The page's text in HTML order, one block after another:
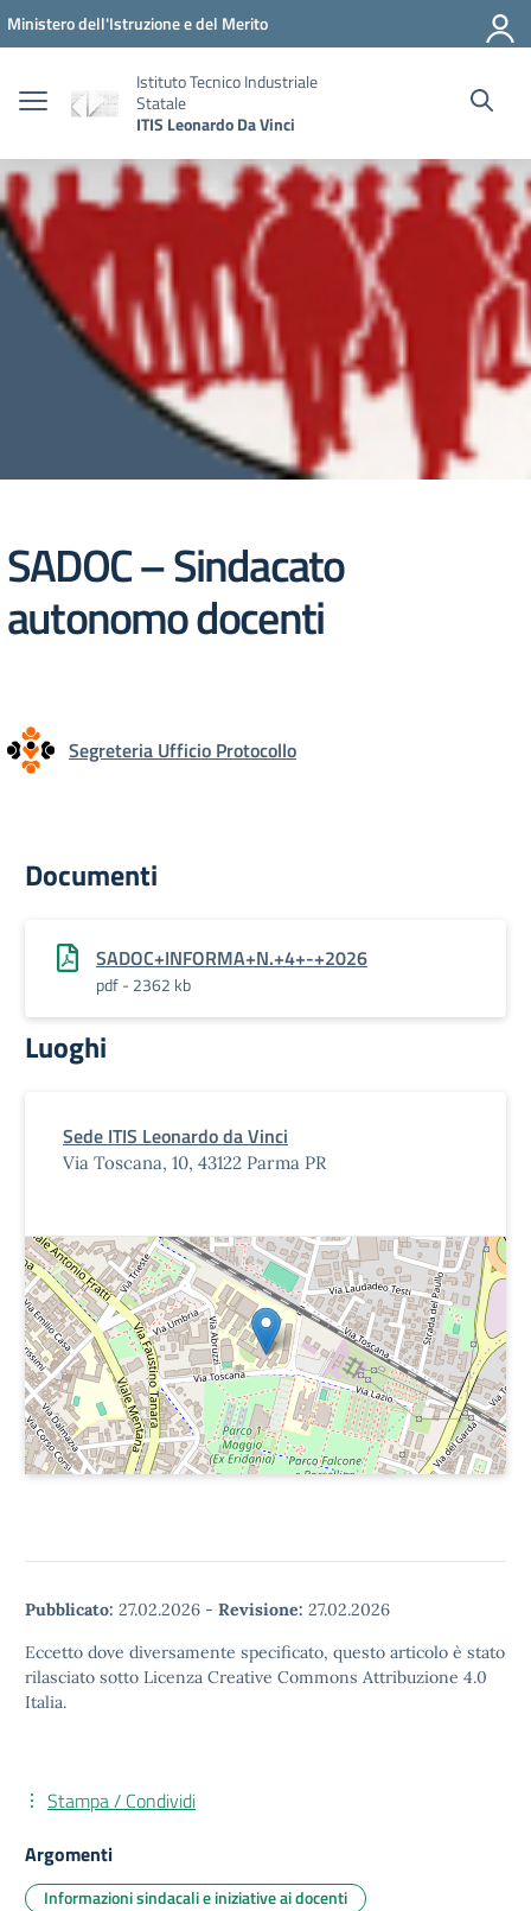
Vai ai contenuti
Vai al menu di navigazione
Vai al footer
Ministero dell'Istruzione e del Merito
Istituto Tecnico Industriale
Statale
ITIS Leonardo Da Vinci
SADOC – Sindacato
autonomo docenti
Segreteria Ufficio Protocollo
Documenti
SADOC+INFORMA+N.+4+-+2026
pdf - 2362 kb
Luoghi
Sede ITIS Leonardo da Vinci
Via Toscana, 10, 43122 Parma PR
Pubblicato: 27.02.2026 - Revisione: 27.02.2026
Eccetto dove diversamente specificato, questo articolo è stato
rilasciato sotto Licenza Creative Commons Attribuzione 4.0
Italia.
Stampa / Condividi
Argomenti
Informazioni sindacali e iniziative ai docenti